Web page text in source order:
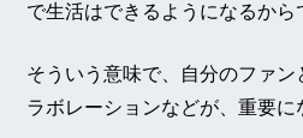
で生活はできるようになるから
そういう意味で、自分のファン
ラボレーションなどが、重要に